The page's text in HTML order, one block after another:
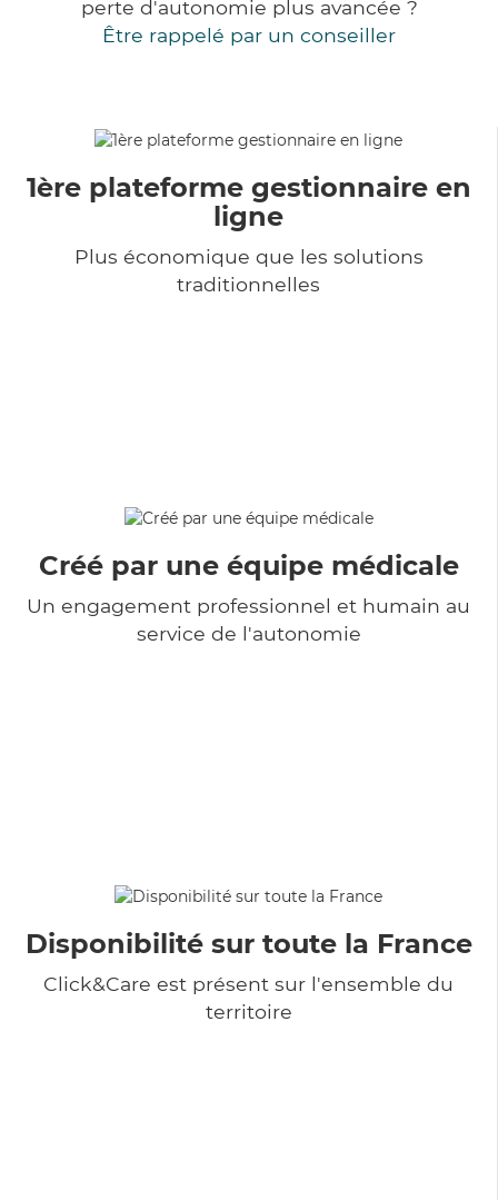
perte d'autonomie plus avancée ?
Être rappelé par un conseiller
1ère plateforme gestionnaire en
ligne
Plus économique que les solutions
traditionnelles
Créé par une équipe médicale
Un engagement professionnel et humain au
service de l'autonomie
Disponibilité sur toute la France
Click&Care est présent sur l'ensemble du
territoire